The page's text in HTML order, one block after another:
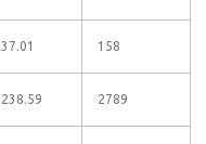
37.01 158
238.59 2789